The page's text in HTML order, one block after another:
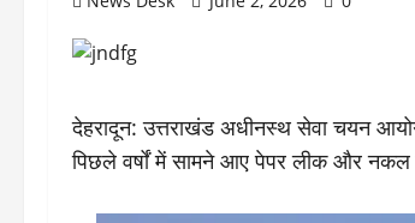
देहरादून: उत्तराखंड अधीनस्थ सेवा चयन
पिछले वर्षों में सामने आए पेपर लीक और नकल